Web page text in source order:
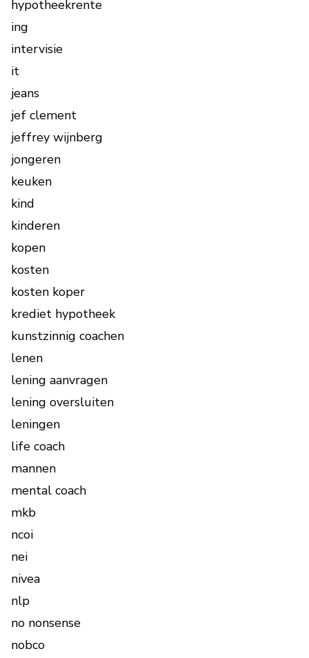
hypotheekrente
ing
intervisie
it
jeans
jef clement
jeffrey wijnberg
jongeren
keuken
kind
kinderen
kopen
kosten
kosten koper
krediet hypotheek
kunstzinnig coachen
lenen
lening aanvragen
lening oversluiten
leningen
life coach
mannen
mental coach
mkb
ncoi
nei
nivea
nlp
no nonsense
nobco